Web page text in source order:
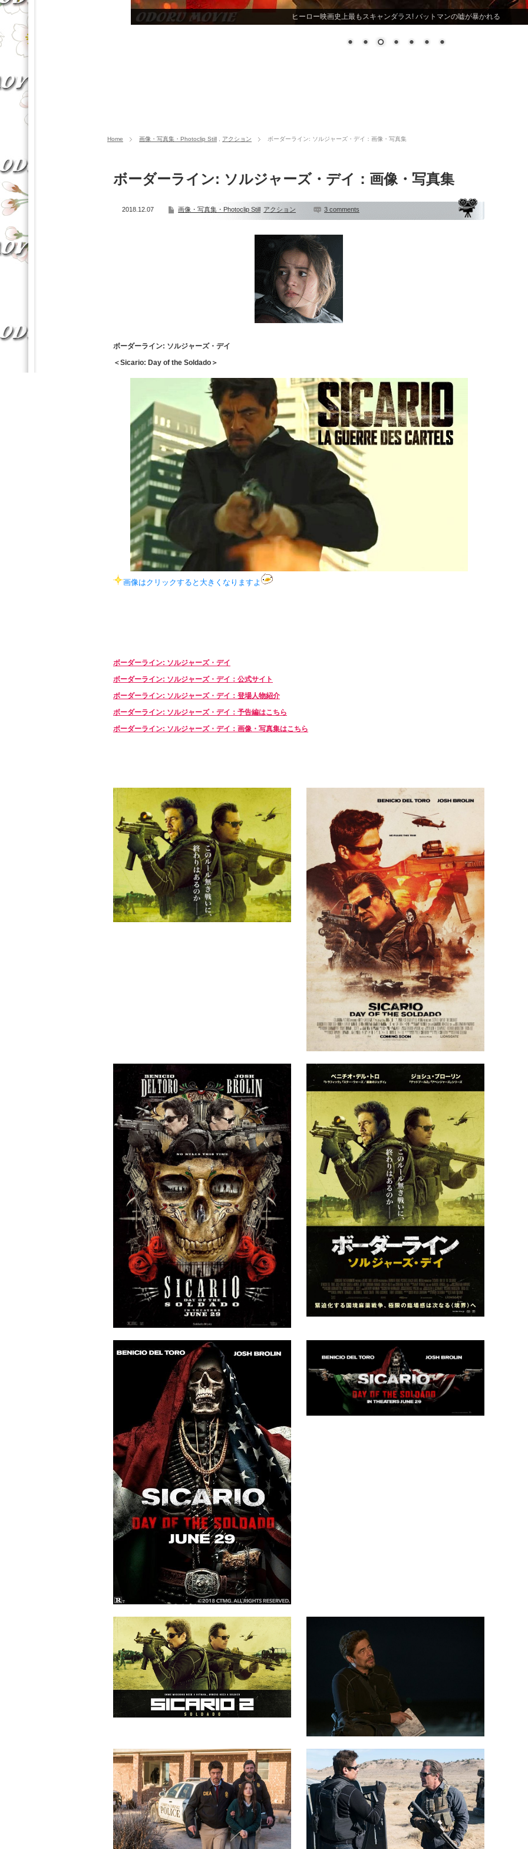
ヒーロー映画史上最もスキャンダラス! バットマンの嘘が暴かれる
Home 画像・写真集・Photoclip Still アクション ボーダーライン: ソルジャーズ・デイ：画像・写真集
ボーダーライン: ソルジャーズ・デイ：画像・写真集
2018.12.07 画像・写真集・Photoclip Still アクション 3 comments
ボーダーライン: ソルジャーズ・デイ
＜Sicario: Day of the Soldado＞
画像はクリックすると大きくなりますよ
ボーダーライン: ソルジャーズ・デイ
ボーダーライン: ソルジャーズ・デイ：公式サイト
ボーダーライン: ソルジャーズ・デイ：登場人物紹介
ボーダーライン: ソルジャーズ・デイ：予告編はこちら
ボーダーライン: ソルジャーズ・デイ：画像・写真集はこちら